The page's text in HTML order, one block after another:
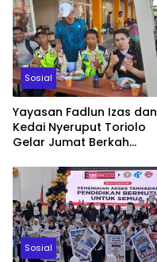
Sosial
Yayasan Fadlun Izas dan
Kedai Nyeruput Toriolo
Gelar Jumat Berkah
Sosial